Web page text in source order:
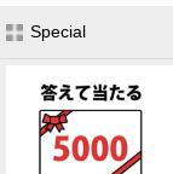
Special